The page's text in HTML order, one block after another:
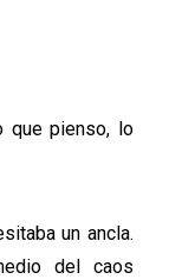
que pienso, lo
un ancla.
del caos